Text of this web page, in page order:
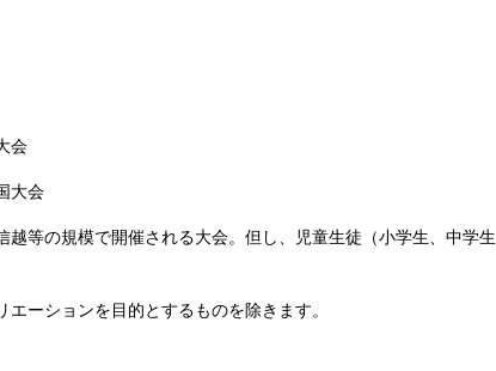
会
大会
等の規模で開催される大会。但し、児童生徒（小学生、中学生
ーションを目的とするものを除きます。